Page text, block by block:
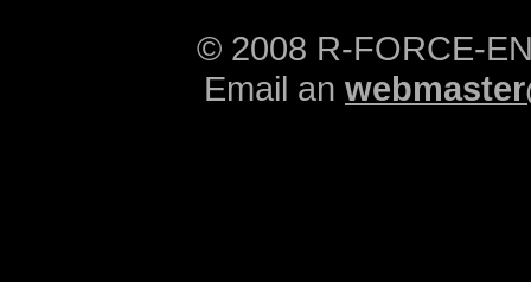
© 2008 R-FORCE-
Email an